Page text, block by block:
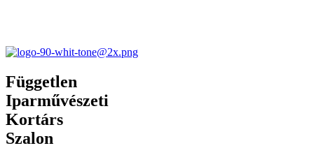
Független
Iparművészeti
Kortárs
Szalon